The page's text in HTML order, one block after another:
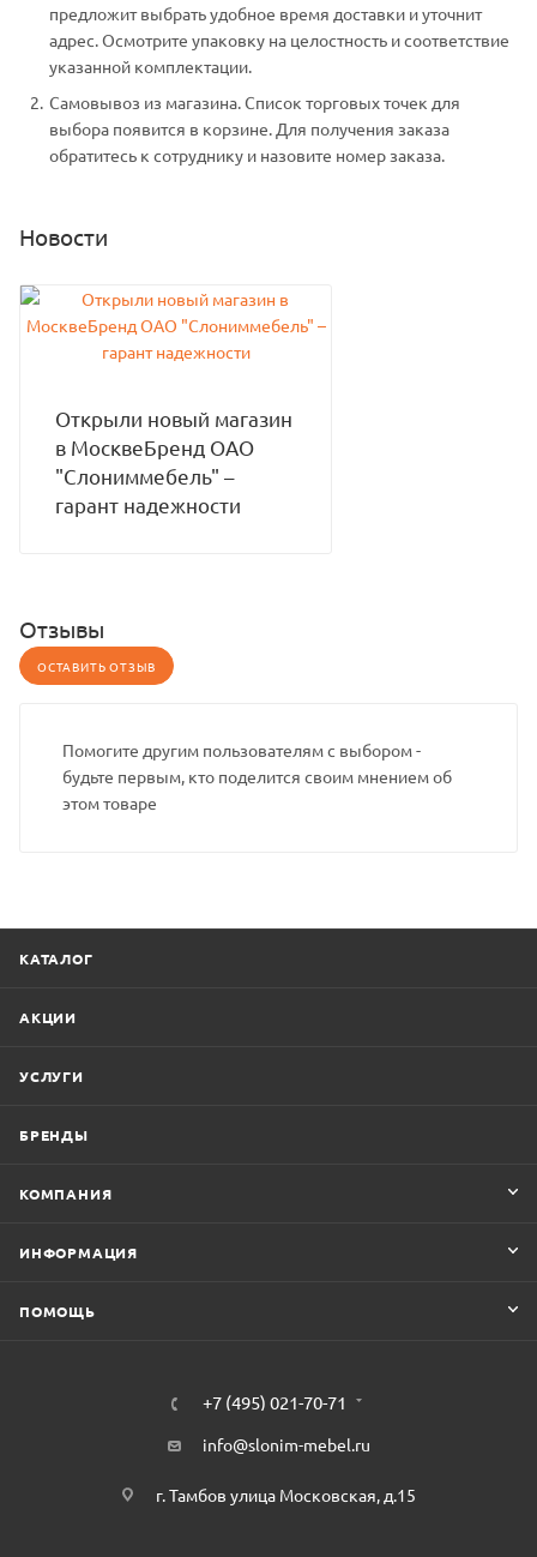
предложит выбрать удобное время доставки и уточнит
адрес. Осмотрите упаковку на целостность и соответствие
указанной комплектации.
Самовывоз из магазина. Список торговых точек для
выбора появится в корзине. Для получения заказа
обратитесь к сотруднику и назовите номер заказа.
Новости
Открыли новый магазин
в МосквеБренд ОАО
"Слониммебель" –
гарант надежности
Отзывы
ОСТАВИТЬ ОТЗЫВ
Помогите другим пользователям с выбором -
будьте первым, кто поделится своим мнением об
этом товаре
КАТАЛОГ
АКЦИИ
УСЛУГИ
БРЕНДЫ
КОМПАНИЯ
ИНФОРМАЦИЯ
ПОМОЩЬ
+7 (495) 021-70-71
info@slonim-mebel.ru
г. Тамбов улица Московская, д.15